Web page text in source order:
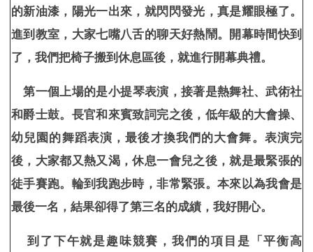
的新油漆，陽光一出來，就閃閃發光，真是耀眼極了。
進到教室，大家七嘴八舌的聊天好熱鬧。開幕時間快到
了，我們把椅子搬到休息區後，就進行開幕典禮。
第一個上場的是小提琴表演，接著是熱舞社、武術社
和爵士鼓。長官和來賓致詞完之後，低年級的大會操、
幼兒園的舞蹈表演，最後才換我們的大會舞。表演完
後，大家都又熱又渴，休息一會兒之後，就是最緊張的
徒手賽跑。輪到我跑步時，非常緊張。本來以為我會是
最後一名，結果卻得了第三名的成績，我好開心。
到了下午就是趣味競賽，我們的項目是「平衡高